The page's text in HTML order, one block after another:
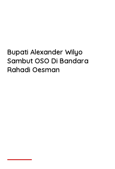
Bupati Alexander Wilyo
Sambut OSO Di Bandara
Rahadi Oesman